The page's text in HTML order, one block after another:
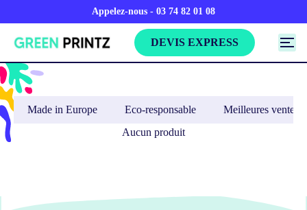
Appelez-nous - 03 74 82 01 08
DEVIS EXPRESS
Made in Europe Eco-responsable
Meilleures ventes
Aucun produit